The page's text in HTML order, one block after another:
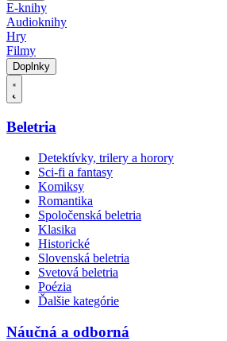
E-knihy
Audioknihy
Hry
Filmy
Doplnky
Beletria
Detektívky, trilery a horory
Sci-fi a fantasy
Komiksy
Romantika
Spoločenská beletria
Klasika
Historické
Slovenská beletria
Svetová beletria
Poézia
Ďalšie kategórie
Náučná a odborná